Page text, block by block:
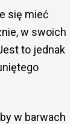
się mieć
w swoich
to jednak
w barwach